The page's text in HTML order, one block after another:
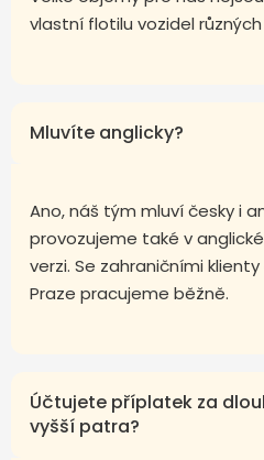
vlastní flotilu vozidel
Mluvíte anglicky?
Ano, náš tým mluví česky i
provozujeme také v
verzi. Se zahraničními
Praze pracujeme běžně.
Účtujete příplatek za
vyšší patra?